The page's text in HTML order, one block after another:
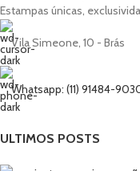
Estampas únicas,
Vila Simeone, 10 - Brás
Whatsapp: (11) 91484-
ULTIMOS POSTS